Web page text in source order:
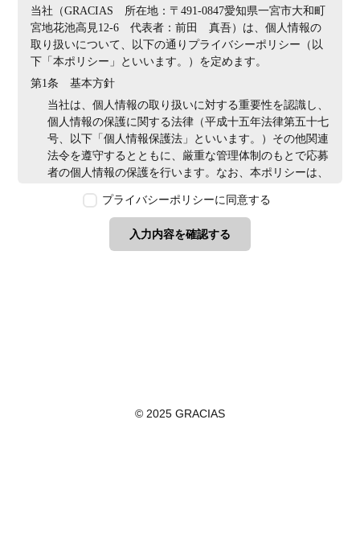
当社（GRACIAS　所在地：〒491-0847愛知県一宮市大和町
宮地花池高見12-6　代表者：前田　真吾）は、個人情報の
取り扱いについて、以下の通りプライバシーポリシー（以
下「本ポリシー」といいます。）を定めます。
第1条　基本方針
当社は、個人情報の取り扱いに対する重要性を認識し、
個人情報の保護に関する法律（平成十五年法律第五十七
号、以下「個人情報保護法」といいます。）その他関連
法令を遵守するとともに、厳重な管理体制のもとで応募
者の個人情報の保護を行います。なお、本ポリシーは、
のとします。
第2条　個人情報の定義
本ポリシーにおいて「個人情報」とは、個人情報保護法
利用の停止、消去及び第三者への提供の停止を行うこと
プライバシーポリシーに同意する
入力内容を確認する
© 2025 GRACIAS